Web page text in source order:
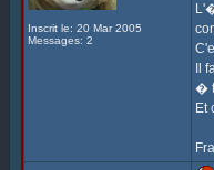
Inscrit le: 20 Mar 2005
Messages: 2
Il
�
Et